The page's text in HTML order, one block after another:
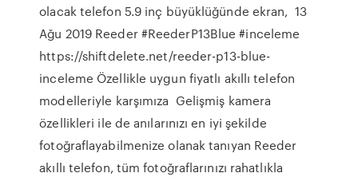
olacak telefon 5.9 inç büyüklüğünde ekran, 13
Ağu 2019 Reeder #ReederP13Blue #inceleme
https://shiftdelete.net/reeder-p13-blue-
inceleme Özellikle uygun fiyatlı akıllı telefon
modelleriyle karşımıza Gelişmiş kamera
özellikleri ile de anılarınızı en iyi şekilde
fotoğraflayabilmenize olanak tanıyan Reeder
akıllı telefon, tüm fotoğraflarınızı rahatlıkla